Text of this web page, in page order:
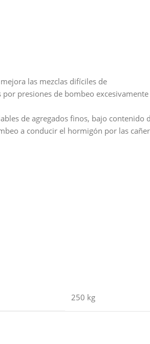
las mezclas difíciles de
presiones de bombeo excesivamente
de agregados finos, bajo
a conducir el hormigón por las
250 kg